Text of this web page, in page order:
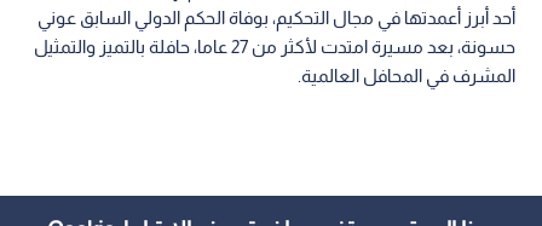
أحد أبرز أعمدتها في مجال التحكيم، بوفاة الحكم الدولي السابق عوني
حسونة، بعد مسيرة امتدت لأكثر من 27 عاما، حافلة بالتميز والتمثيل
المشرف في المحافل العالمية.